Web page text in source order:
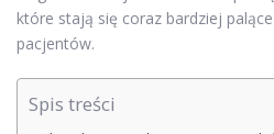
które stają się coraz bardziej
pacjentów.
Spis treści